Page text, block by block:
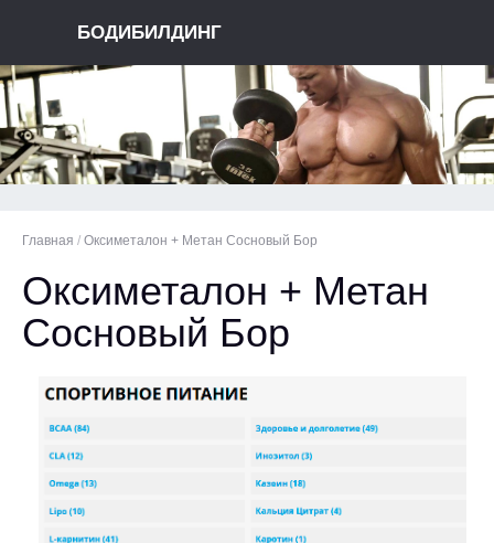
БОДИБИЛДИНГ
Главная / Оксиметалон + Метан Сосновый Бор
Оксиметалон + Метан
Сосновый Бор